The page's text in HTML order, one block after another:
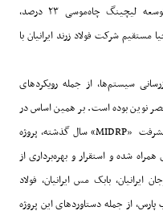
لیچینگ چاه‌موسی ۲۳ درصد،
مستقیم شرکت فولاد زرند ایرانیان با
سیستم‌ها، از جمله رویکردهای
نوین بوده است. بر همین اساس در
سال گذشته، پروژه«MIDRP»
شده و استقرار و بهره‌برداری از
ایرانیان، بابک مس ایرانیان، فولاد
پارس، از جمله دستاوردهای این پروژه